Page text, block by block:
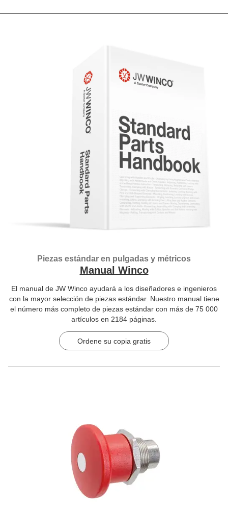
Piezas estándar en pulgadas y métricos
Manual Winco
El manual de JW Winco ayudará a los diseñadores e ingenieros
con la mayor selección de piezas estándar. Nuestro manual tiene
el número más completo de piezas estándar con más de 75 000
artículos en 2184 páginas.
Ordene su copia gratis